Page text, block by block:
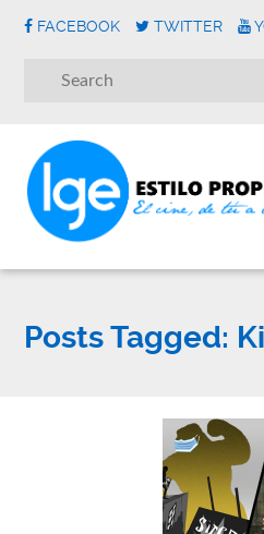
FACEBOOK TWITTER
Posts Tagged: